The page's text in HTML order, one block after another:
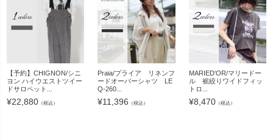
【予約】CHIGNON/シニ
ヨン ハイウエストツイー
ドサロペット...
¥22,880 （税込）
Praia/プライア リネンフ
ードオーバーシャツ LE
Q-260...
¥11,396 （税込）
MARIED'OR/マリードー
ル 裾絞りワイドフィッ
トロ...
¥8,470（税込）